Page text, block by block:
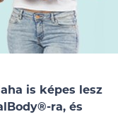
is képes lesz
ra, és